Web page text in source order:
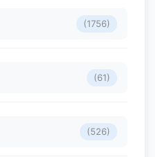
(1756)
(61)
(526)